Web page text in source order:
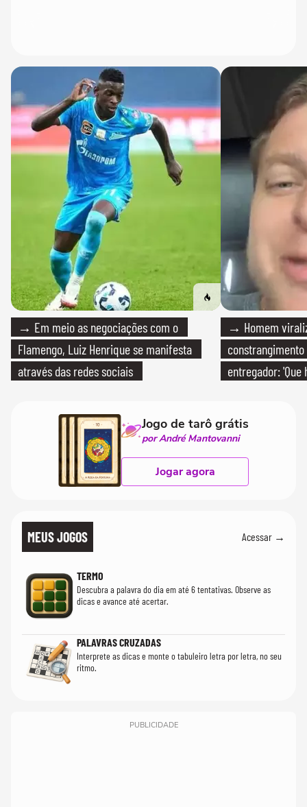
→ Em meio as negociações com o
Flamengo, Luiz Henrique se manifesta
através das redes sociais
→ Homem
entregador: 'Que
Jogo de tarô grátis
por André Mantovanni
Jogar agora
MEUS JOGOS Acessar →
TERMO
Descubra a palavra do dia em até 6 tentativas. Observe as
dicas e avance até acertar.
PALAVRAS CRUZADAS
Interprete as dicas e monte o tabuleiro letra por letra, no seu
ritmo.
PUBLICIDADE